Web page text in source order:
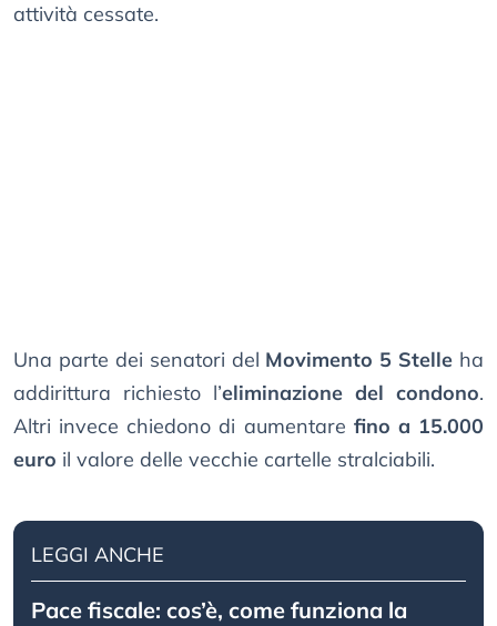
attività cessate.
Una parte dei senatori del Movimento 5 Stelle ha
addirittura richiesto l’eliminazione del condono.
Altri invece chiedono di aumentare fino a 15.000
euro il valore delle vecchie cartelle stralciabili.
LEGGI ANCHE
Pace fiscale: cos’è, come funziona la